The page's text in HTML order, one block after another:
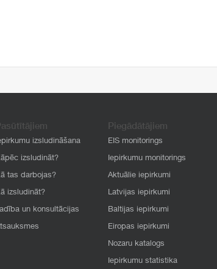
izsludināšana
izsludināt?
tas darbojas?
izsludināt?
un konsultācijas
Piegādātājiem
EIS monitorings
Iepirkumu monitorings
Aktuālie iepirkumi
Latvijas iepirkumi
Baltijas iepirkumi
Eiropas iepirkumi
Nozaru katalogs
Iepirkumu statistika